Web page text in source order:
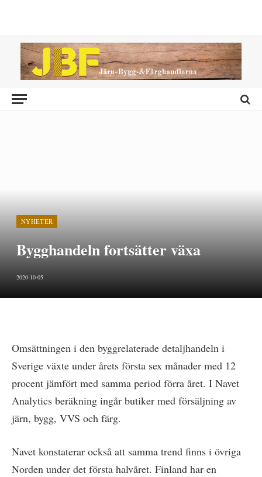
NYHETER
Bygghandeln fortsätter växa
2020-10-05
Omsättningen i den byggrelaterade detaljhandeln i
Sverige växte under årets första sex månader med 12
procent jämfört med samma period förra året. I Navet
Analytics beräkning ingår butiker med försäljning av
järn, bygg, VVS och färg.
Navet konstaterar också att samma trend finns i övriga
Norden under det första halvåret. Finland har en